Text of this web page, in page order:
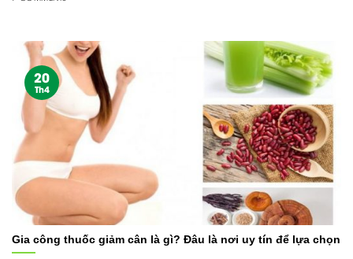
Gia công thuốc giảm cân là gì? Đâu là nơi uy tín để lựa chọn
20
Th4